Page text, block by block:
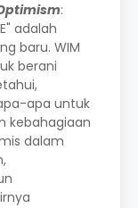
:
adalah
baru. WIM
berani
apa untuk
kebahagiaan
dalam